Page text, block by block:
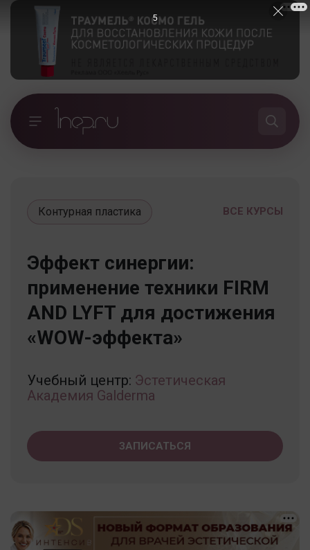
ВСЕ КУРСЫ
Контурная пластика
Эффект синергии:
применение техники FIRM
AND LYFT для достижения
«WOW-эффекта»
Учебный центр: Эстетическая
Академия Galderma
ЗАПИСАТЬСЯ
5